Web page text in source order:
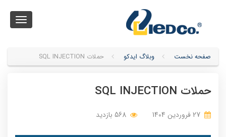
صفحه نخست وبلاگ ایدکو حملات SQL INJECTION
حملات SQL INJECTION
27 فروردین 1404 568 بازدید